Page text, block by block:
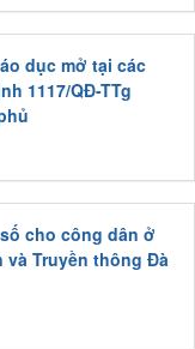
dục mở tại các
1117/QĐ-TTg
cho công dân ở
và Truyền thông Đà